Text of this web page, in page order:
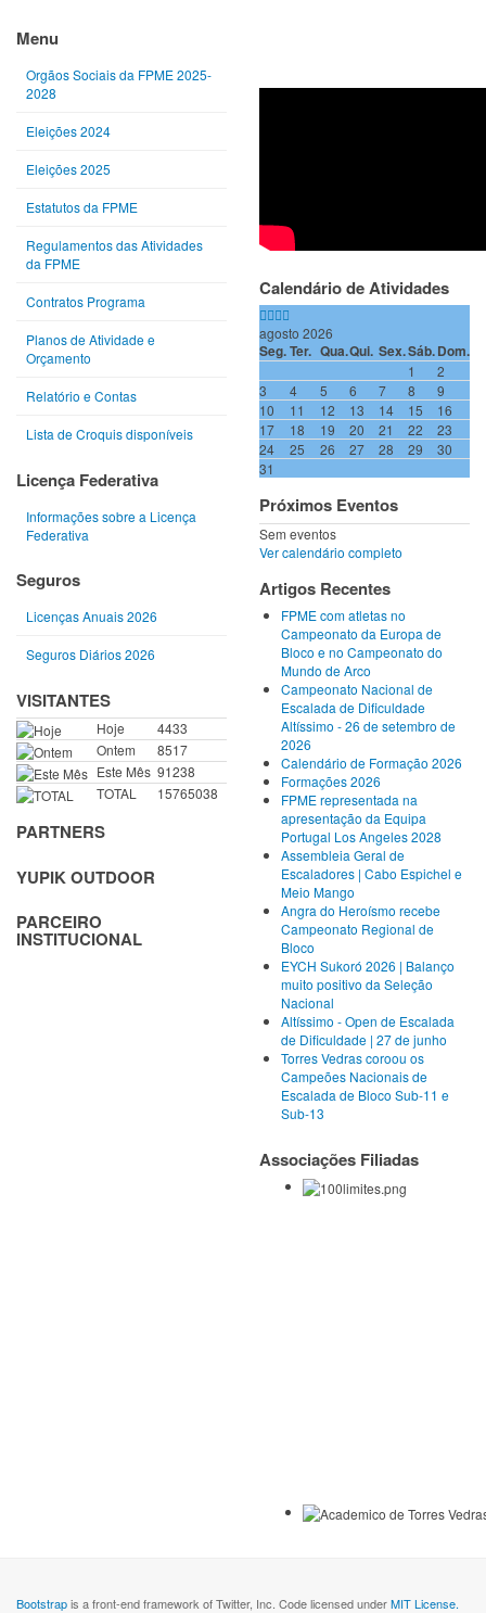
Menu
Orgãos Sociais da FPME 2025-
2028
Eleições 2024
Eleições 2025
Estatutos da FPME
Regulamentos das Atividades
da FPME
Contratos Programa
Planos de Atividade e
Orçamento
Relatório e Contas
Lista de Croquis disponíveis
Licença Federativa
Informações sobre a Licença
Federativa
Seguros
Licenças Anuais 2026
Seguros Diários 2026
VISITANTES
Hoje
4433
Ontem
8517
Este Mês 91238
TOTAL
15765038
PARTNERS
YUPIK OUTDOOR
PARCEIRO
INSTITUCIONAL
Calendário de Atividades
agosto 2026
Seg.Ter. Qua.Qui. Sex.Sáb.Dom.
1
2
3
4 5 6 7 8
9
10
11 12 13 14 15
16
17
18 19 20 21 22
23
24
25 26 27 28 29
30
31
Próximos Eventos
Sem eventos
Ver calendário completo
Artigos Recentes
FPME com atletas no
Campeonato da Europa de
Bloco e no Campeonato do
Mundo de Arco
Campeonato Nacional de
Escalada de Dificuldade
Altíssimo - 26 de setembro de
2026
Calendário de Formação 2026
Formações 2026
FPME representada na
apresentação da Equipa
Portugal Los Angeles 2028
Assembleia Geral de
Escaladores | Cabo Espichel e
Meio Mango
Angra do Heroísmo recebe
Campeonato Regional de
Bloco
EYCH Sukoró 2026 | Balanço
muito positivo da Seleção
Nacional
Altíssimo - Open de Escalada
de Dificuldade | 27 de junho
Torres Vedras coroou os
Campeões Nacionais de
Escalada de Bloco Sub-11 e
Sub-13
Associações Filiadas
Bootstrapis a front-end framework of Twitter, Inc. Code licensed underMIT License.